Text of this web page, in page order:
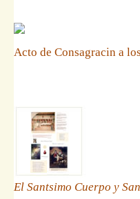
Acto de Consagracin a
El Santsimo Cuerpo y